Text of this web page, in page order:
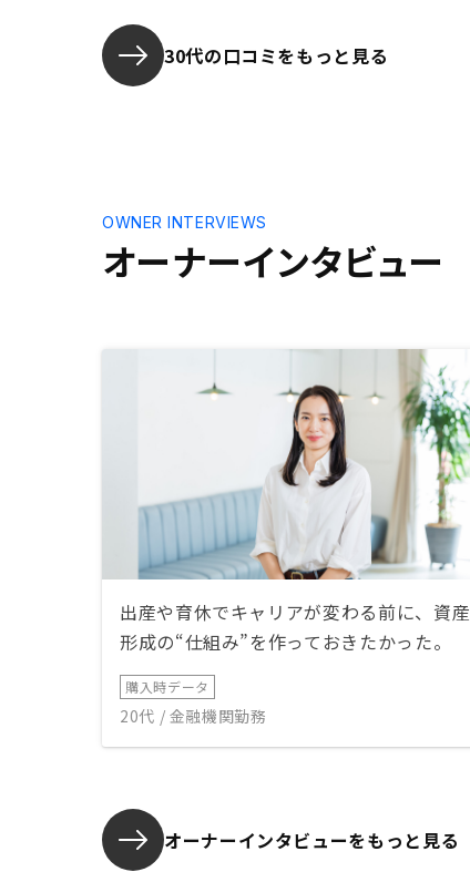
RENOSYのことではないのですが、
もっと書類が電子化すればいいのに
と思いました。普通より格段に少な
いとは思いますが、書くものが本当
じた。
30代の口コミをもっと見る
オーナーインタビュー
OWNER INTERVIEWS
出産や育休でキャリアが変わる前に、資産
形成の“仕組み”を作っておきたかった。
購入時データ
20代 / 金融機関勤務
オーナーインタビューをもっと見る